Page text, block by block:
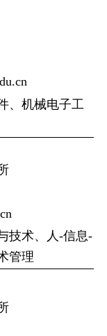
、机械电子工
技术、人-信息-
管理